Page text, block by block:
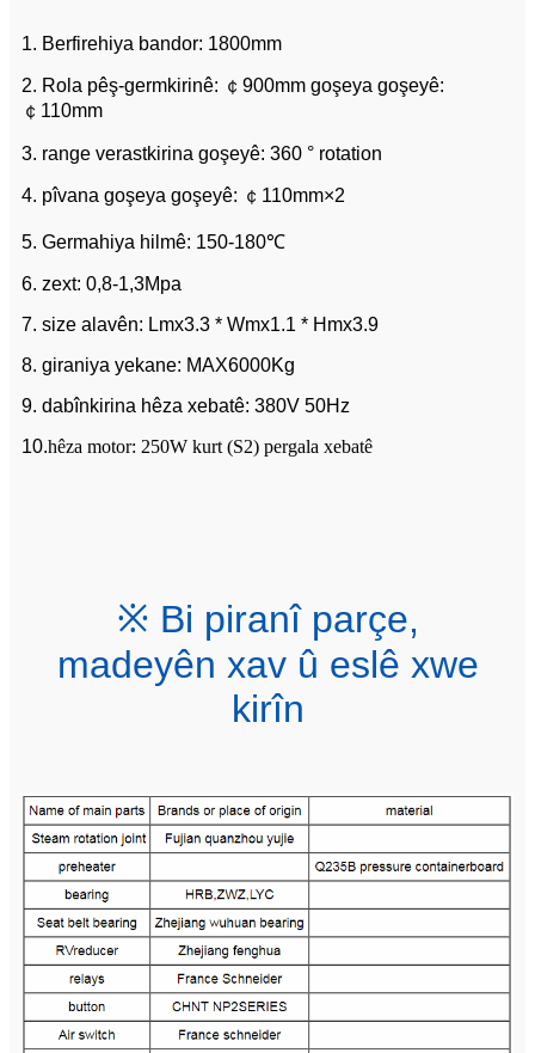
1. Berfirehiya bandor: 1800mm
2. Rola pêş-germkirinê: ￠900mm goşeya goşeyê:
￠110mm
3. range verastkirina goşeyê: 360 ° rotation
4. pîvana goşeya goşeyê: ￠110mm×2
5. Germahiya hilmê: 150-180℃
6. zext: 0,8-1,3Mpa
7. size alavên: Lmx3.3 * Wmx1.1 * Hmx3.9
8. giraniya yekane: MAX6000Kg
9. dabînkirina hêza xebatê: 380V 50Hz
10.hêza motor: 250W kurt (S2) pergala xebatê
※ Bi piranî parçe,
madeyên xav û eslê xwe
kirîn